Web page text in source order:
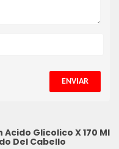
ENVIAR
Glicolico X 170 Ml
Del Cabello